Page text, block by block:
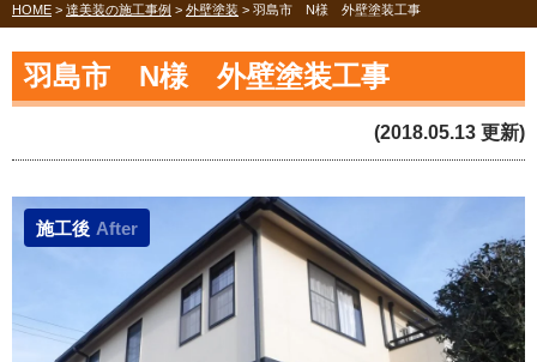
HOME > 達美装の施工事例 > 外壁塗装 > 羽島市 N様 外壁塗装工事
羽島市 N様 外壁塗装工事
(2018.05.13 更新)
施工後 After